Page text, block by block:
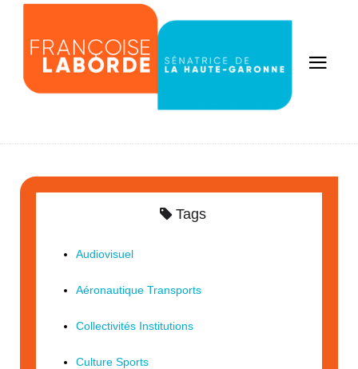
Tags
Audiovisuel
Aéronautique Transports
Collectivités Institutions
Culture Sports